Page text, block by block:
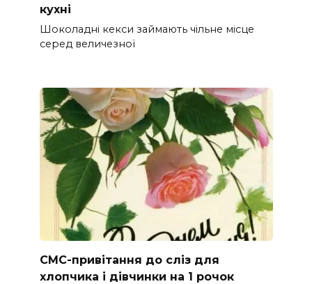
кухні
Шоколадні кекси займають чільне місце
серед величезної
СМС-привітання до сліз для
хлопчика і дівчинки на 1 рочок